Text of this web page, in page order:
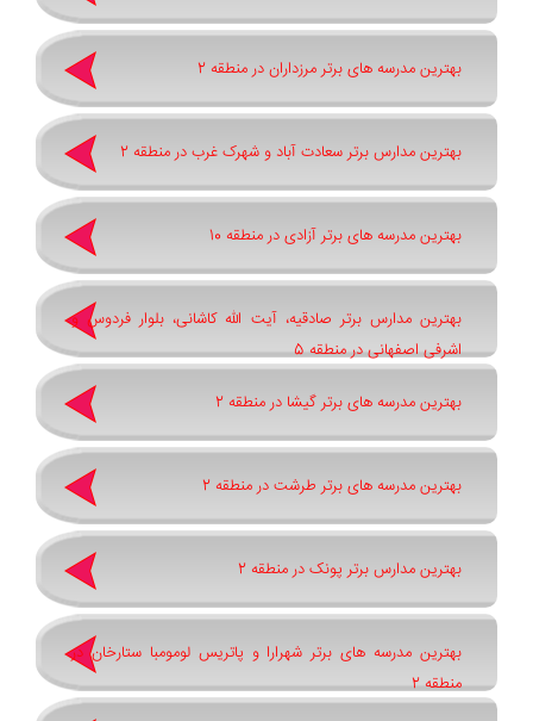
بهترین مدرسه های برتر مرزداران در منطقه 2
بهترین مدارس برتر سعادت آباد و شهرک غرب در منطقه 2
بهترین مدرسه های برتر آزادی در منطقه 10
بهترین مدارس برتر صادقیه، آیت الله کاشانی، بلوار فردوس و
اشرفی اصفهانی در منطقه 5
بهترین مدرسه های برتر گیشا در منطقه 2
بهترین مدرسه های برتر طرشت در منطقه 2
بهترین مدارس برتر پونک در منطقه 2
بهترین مدرسه های برتر شهرارا و پاتريس لومومبا ستارخان در
منطقه 2